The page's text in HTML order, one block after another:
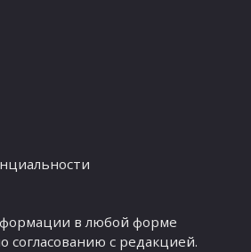
в любой форме
согласованию с редакцией.